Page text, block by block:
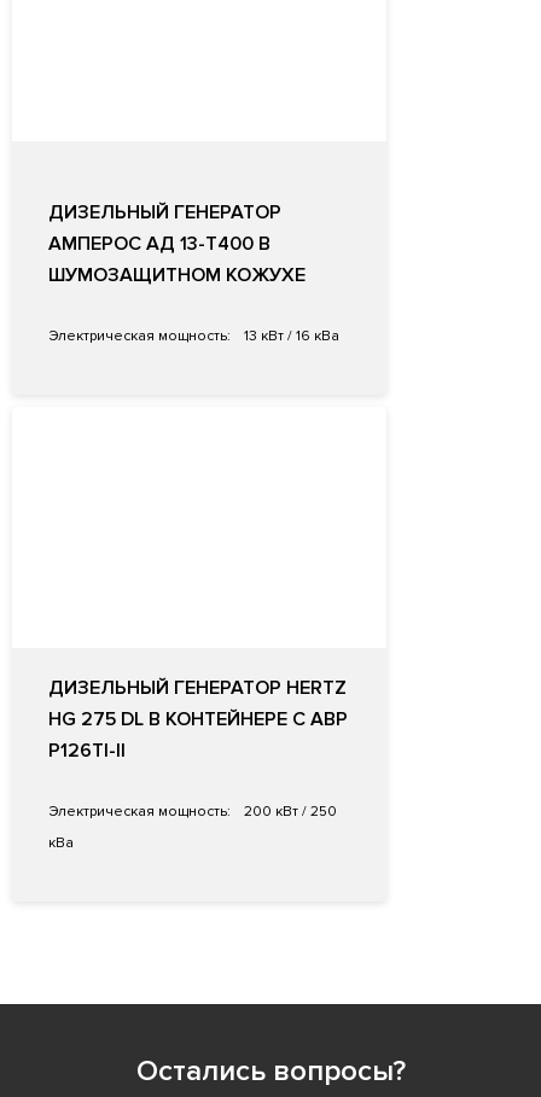
ДИЗЕЛЬНЫЙ ГЕНЕРАТОР
АМПЕРОС АД 13-Т400 В
ШУМОЗАЩИТНОМ КОЖУХЕ
Электрическая мощность: 13 кВт / 16 кВа
ДИЗЕЛЬНЫЙ ГЕНЕРАТОР HERTZ
HG 275 DL В КОНТЕЙНЕРЕ С АВР
P126TI-II
Электрическая мощность:
200 кВт / 250
кВа
Остались вопросы?